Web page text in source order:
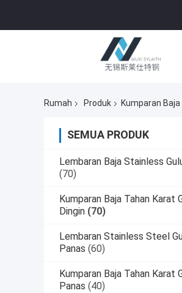
Rumah Produk Kumparan
SEMUA PRODUK
Lembaran Baja Stainless
(70)
Kumparan Baja Tahan Karat
Dingin (70)
Lembaran Stainless Steel
Panas (60)
Kumparan Baja Tahan Karat
Panas (40)